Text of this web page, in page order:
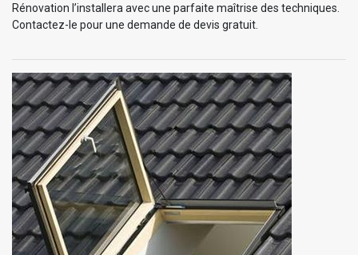
Rénovation l’installera avec une parfaite maîtrise des techniques.
Contactez-le pour une demande de devis gratuit.